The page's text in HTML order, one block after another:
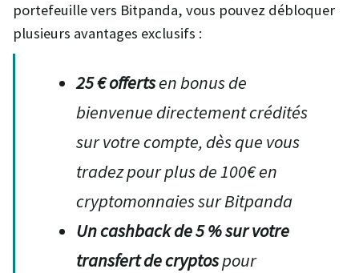
portefeuille vers Bitpanda, vous pouvez débloquer
plusieurs avantages exclusifs :
25 € offertsen bonus de
bienvenue directement crédités
sur votre compte, dès que vous
tradez pour plus de 100€ en
cryptomonnaies sur Bitpanda
Un cashback de 5 % sur votre
transfert de cryptospour